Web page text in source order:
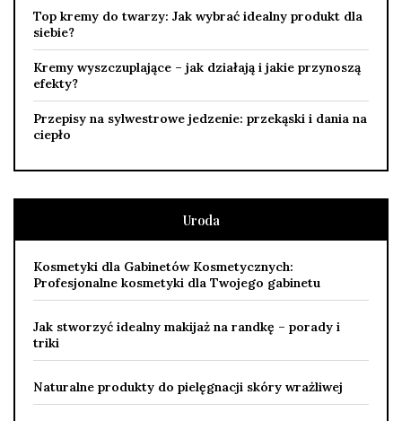
Top kremy do twarzy: Jak wybrać idealny produkt dla
siebie?
Kremy wyszczuplające – jak działają i jakie przynoszą
efekty?
Przepisy na sylwestrowe jedzenie: przekąski i dania na
ciepło
Uroda
Kosmetyki dla Gabinetów Kosmetycznych:
Profesjonalne kosmetyki dla Twojego gabinetu
Jak stworzyć idealny makijaż na randkę – porady i
triki
Naturalne produkty do pielęgnacji skóry wrażliwej